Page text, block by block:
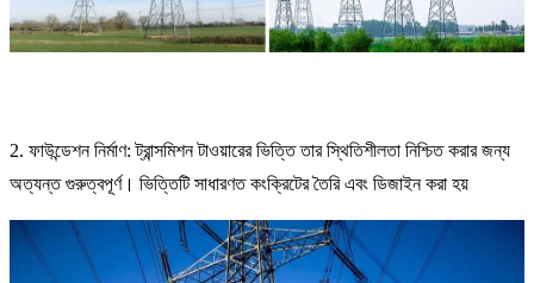
2. ফাউন্ডেশন নির্মাণ: ট্রান্সমিশন টাওয়ারের ভিত্তি তার স্থিতিশীলতা নিশ্চিত করার জন্য
অত্যন্ত গুরুত্বপূর্ণ। ভিত্তিটি সাধারণত কংক্রিটের তৈরি এবং ডিজাইন করা হয়